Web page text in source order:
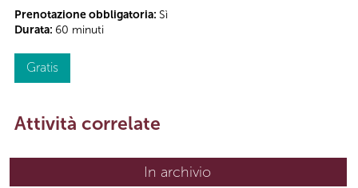
Prenotazione obbligatoria: Sì
Durata: 60 minuti
Gratis
Attività correlate
In archivio